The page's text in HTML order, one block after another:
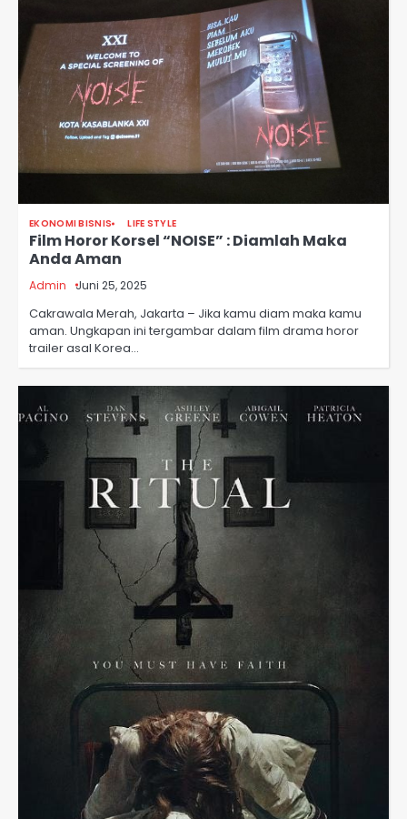
EKONOMI BISNIS LIFE STYLE
Film Horor Korsel “NOISE” : Diamlah Maka
Anda Aman
Admin Juni 25, 2025
Cakrawala Merah, Jakarta – Jika kamu diam maka kamu
aman. Ungkapan ini tergambar dalam film drama horor
trailer asal Korea…